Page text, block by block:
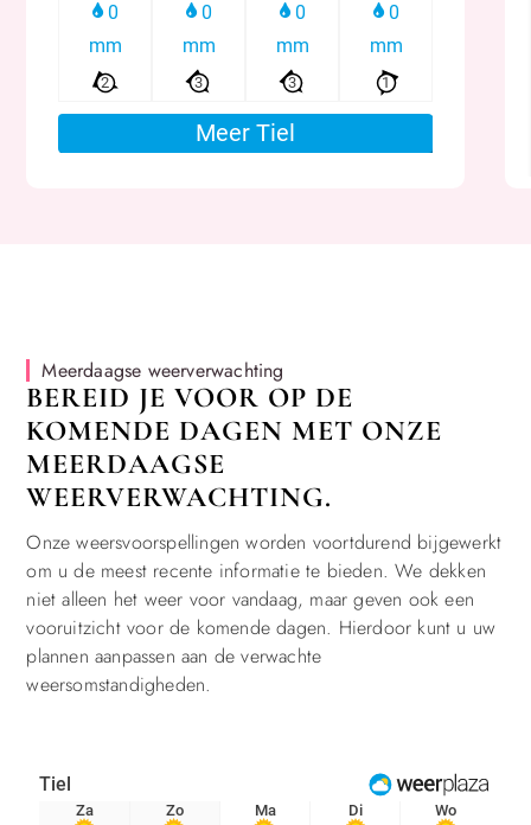
Meerdaagse weerverwachting
BEREID JE VOOR OP DE
KOMENDE DAGEN MET ONZE
MEERDAAGSE
WEERVERWACHTING.
Onze weersvoorspellingen worden voortdurend bijgewerkt
om u de meest recente informatie te bieden. We dekken
niet alleen het weer voor vandaag, maar geven ook een
vooruitzicht voor de komende dagen. Hierdoor kunt u uw
plannen aanpassen aan de verwachte
weersomstandigheden.